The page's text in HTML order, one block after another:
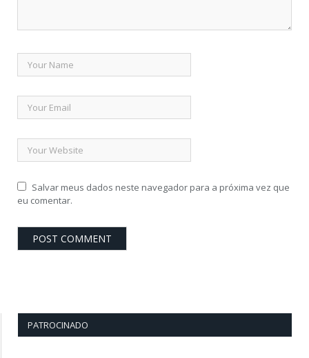
Salvar meus dados neste navegador para a próxima vez que
eu comentar.
PATROCINADO